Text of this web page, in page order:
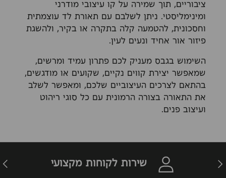
ציבוריים, תוך שמירה על קו עיצובי מודרני
ומינימליסטי. ניתן לשלבם עם תאורת לד עוצמתית
וחסכונית, להטמעה קלה בתקרה או בקיר, ולהשגת
פיזור אור אחיד ונעים לעין.
השימוש בגבס מעניק לכם פתרון עמיד ומרשים,
שמאפשר יצירת קווים נקיים, שקועים או מודגשים,
בהתאם לצרכים העיצוביים שלכם, ומאפשר לשלב
את התאורה בצורה הרמונית עם כל סוגי ריהוט
ועיצוב פנים.
חזרה שירות לקוחות מקצועי